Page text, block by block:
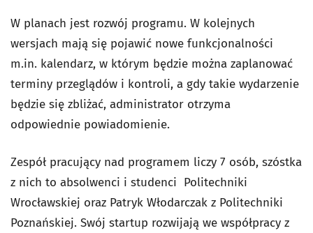
W planach jest rozwój programu. W kolejnych
wersjach mają się pojawić nowe funkcjonalności
m.in. kalendarz, w którym będzie można zaplanować
terminy przeglądów i kontroli, a gdy takie wydarzenie
będzie się zbliżać, administrator otrzyma
odpowiednie powiadomienie.
Zespół pracujący nad programem liczy 7 osób, szóstka
z nich to absolwenci i studenci Politechniki
Wrocławskiej oraz Patryk Włodarczak z Politechniki
Poznańskiej. Swój startup rozwijają we współpracy z